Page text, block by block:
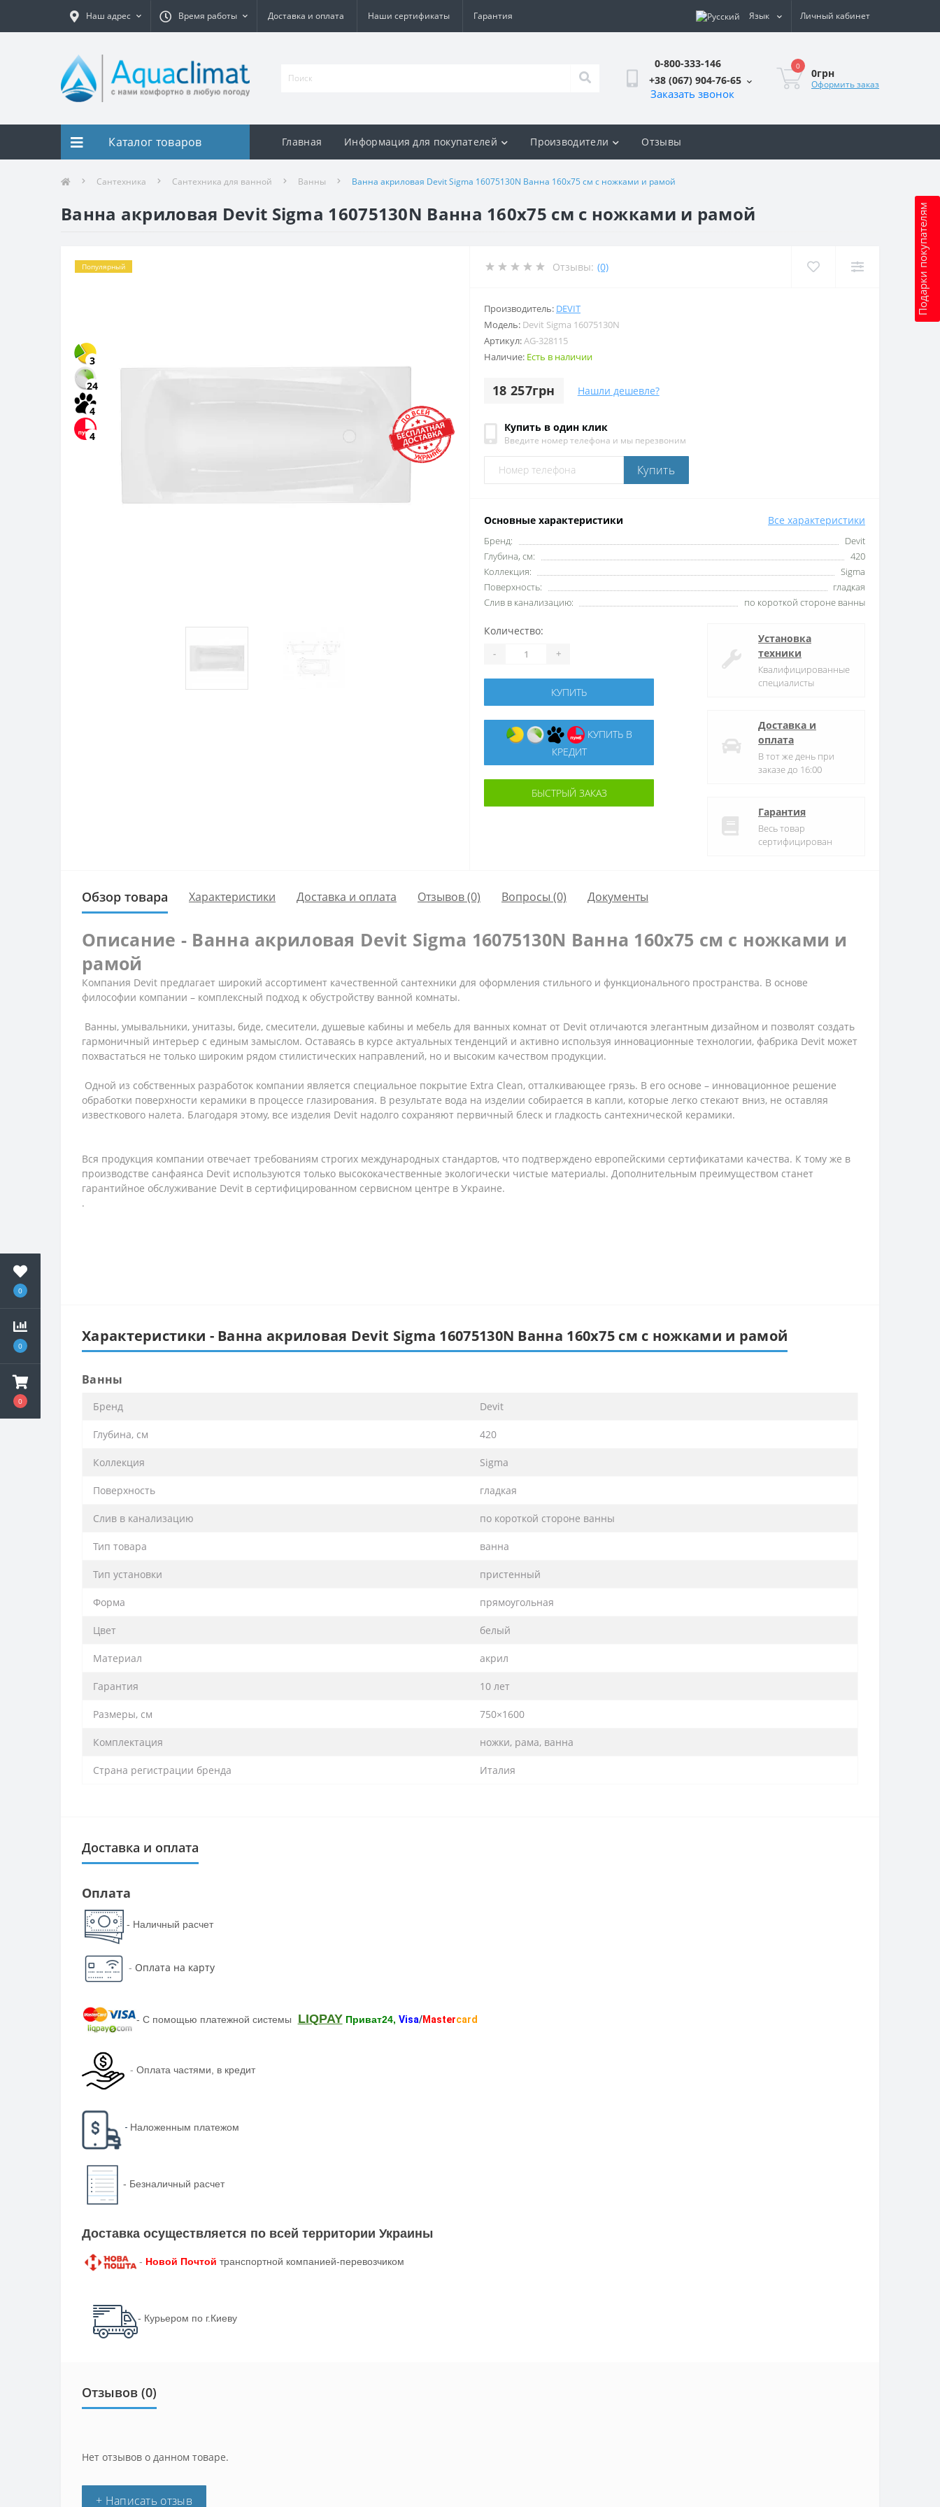
0
0
0
Наш адрес Время работы Доставка и оплата Наши сертификаты Гарантия Язык Личный кабинет
0-800-333-146
+38 (067) 904-76-65
Заказать звонок
0
0грн
Оформить заказ
Подарки покупателям
Каталог товаров Главная Информация для покупателей Производители Отзывы
Сантехника Сантехника для ванной Ванны Ванна акриловая Devit Sigma 16075130N Ванна 160х75 см с ножками и рамой
Ванна акриловая Devit Sigma 16075130N Ванна 160х75 см с ножками и рамой
Популярный
3
24
4
4
Отзывы: (0)
Производитель: DEVIT
Модель: Devit Sigma 16075130N
Артикул:AG-328115
Наличие: Есть в наличии
18 257грн Нашли дешевле?
Купить в один клик
Введите номер телефона и мы перезвоним
Купить
Основные характеристики Все характеристики
Бренд:
Devit
Глубина, см:
420
Коллекция:
Sigma
Поверхность:
гладкая
Слив в канализацию:
по короткой стороне ванны
Количество:
- +
КУПИТЬ
КУПИТЬ В
КРЕДИТ
БЫСТРЫЙ ЗАКАЗ
Установка
техники
Квалифицированные
специалисты
Доставка и
оплата
В тот же день при
заказе до 16:00
Гарантия
Весь товар
сертифицирован
Обзор товара Характеристики Доставка и оплата Отзывов (0) Вопросы (0) Документы
Описание - Ванна акриловая Devit Sigma 16075130N Ванна 160х75 см с ножками и
рамой
Компания Devit предлагает широкий ассортимент качественной сантехники для оформления стильного и функционального пространства. В основе
философии компании – комплексный подход к обустройству ванной комнаты.
Ванны, умывальники, унитазы, биде, смесители, душевые кабины и мебель для ванных комнат от Devit отличаются элегантным дизайном и позволят создать
гармоничный интерьер с единым замыслом. Оставаясь в курсе актуальных тенденций и активно используя инновационные технологии, фабрика Devit может
похвастаться не только широким рядом стилистических направлений, но и высоким качеством продукции.
Одной из собственных разработок компании является специальное покрытие Extra Clean, отталкивающее грязь. В его основе – инновационное решение
обработки поверхности керамики в процессе глазирования. В результате вода на изделии собирается в капли, которые легко стекают вниз, не оставляя
известкового налета. Благодаря этому, все изделия Devit надолго сохраняют первичный блеск и гладкость сантехнической керамики.
Вся продукция компании отвечает требованиям строгих международных стандартов, что подтверждено европейскими сертификатами качества. К тому же в
производстве санфаянса Devit используются только высококачественные экологически чистые материалы. Дополнительным преимуществом станет
гарантийное обслуживание Devit в сертифицированном сервисном центре в Украине.
.
Характеристики - Ванна акриловая Devit Sigma 16075130N Ванна 160х75 см с ножками и рамой
Ванны
Бренд Devit
Глубина, см 420
Коллекция Sigma
Поверхность гладкая
Слив в канализацию по короткой стороне ванны
Тип товара ванна
Тип установки пристенный
Форма прямоугольная
Цвет белый
Материал акрил
Гарантия 10 лет
Размеры, см 750×1600
Комплектация ножки, рама, ванна
Страна регистрации бренда Италия
Доставка и оплата
Оплата
- Наличный расчет
- Оплата на карту
- С помощью платежной системы LIQPAY Приват24, Visa/Mastercard
- Оплата частями, в кредит
- Наложенным платежом
- Безналичный расчет
Доставка осуществляется по всей территории Украины
- Новой Почтой транспортной компанией-перевозчиком
- Курьером по г.Киеву
Отзывов (0)
Нет отзывов о данном товаре.
+ Написать отзыв